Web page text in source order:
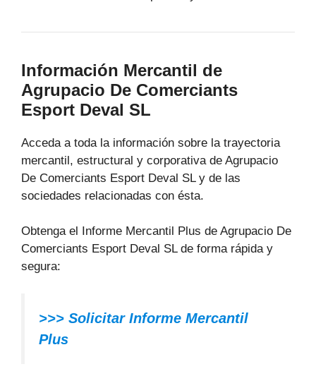
Información Mercantil de
Agrupacio De Comerciants
Esport Deval SL
Acceda a toda la información sobre la trayectoria
mercantil, estructural y corporativa de Agrupacio
De Comerciants Esport Deval SL y de las
sociedades relacionadas con ésta.
Obtenga el Informe Mercantil Plus de Agrupacio De
Comerciants Esport Deval SL de forma rápida y
segura:
>>> Solicitar Informe Mercantil
Plus